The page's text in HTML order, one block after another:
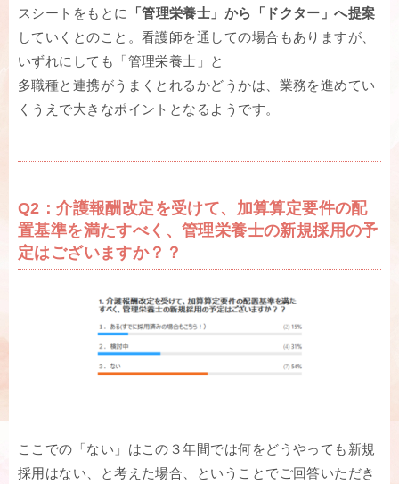
スシートをもとに
「管理栄養士」から「ドクター」へ提案
していくとのこと。看護師を通しての場合もありますが、
いずれにしても「管理栄養士」と
多職種と連携がうまくとれるかどうかは、業務を進めてい
くうえで大きなポイントとなるようです。
Q2：介護報酬改定を受けて、加算算定要件の配
置基準を満たすべく、管理栄養士の新規採用の予
定はございますか？？
ここでの「ない」はこの３年間では何をどうやっても新規
採用はない、と考えた場合、ということでご回答いただき